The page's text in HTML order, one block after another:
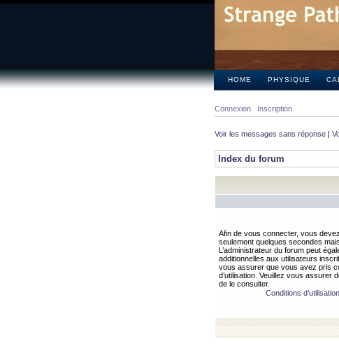
HOME PHYSIQUE
Connexion Inscription
Voir les messages sans réponse |
Index du forum
Afin de vous connecter, vous
seulement quelques secondes
L’administrateur du forum peut
additionnelles aux utilisateurs
vous assurer que vous avez pris
d’utilisation. Veuillez vous assurer
de le consulter.
Conditions d’utilisation